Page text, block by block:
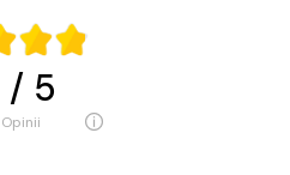
/ 5
opinii